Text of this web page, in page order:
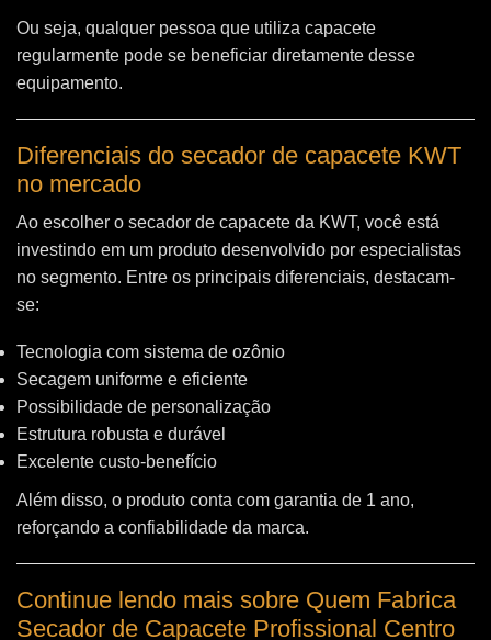
Ou seja, qualquer pessoa que utiliza capacete
regularmente pode se beneficiar diretamente desse
equipamento.
Diferenciais do secador de capacete KWT
no mercado
Ao escolher o secador de capacete da KWT, você está
investindo em um produto desenvolvido por especialistas
no segmento. Entre os principais diferenciais, destacam-
se:
Tecnologia com sistema de ozônio
Secagem uniforme e eficiente
Possibilidade de personalização
Estrutura robusta e durável
Excelente custo-benefício
Além disso, o produto conta com garantia de 1 ano,
reforçando a confiabilidade da marca.
Continue lendo mais sobre Quem Fabrica
Secador de Capacete Profissional Centro